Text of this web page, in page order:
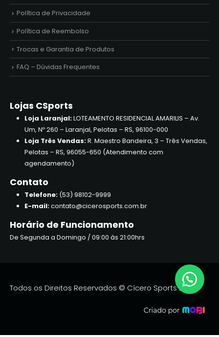
Política de Privacidade
Política de Reembolso
Trocas e Garantia de Produtos
FAQ – Dúvidas Frequentes
Lojas CSports
Loja Laranjal:LOTEAMENTO RESIDENCIAL AMARILIS – Av.
Um, Nº 260 – Laranjal, Pelotas – RS, 96100-000
Loja Três Vendas:R. Maestro Bandeira, 3 – Três Vendas,
Pelotas – RS, 96055-650 (Atendimento com
agendamento)
Contato
Telefone:(53) 98102-9999
E-mail:contato@cicerosports.com.br
Horário de Funcionamento
De Segunda a Domingo / 09:00 às 21:00hrs
Todos os Direitos Reservados © Cícero Sports 2026.